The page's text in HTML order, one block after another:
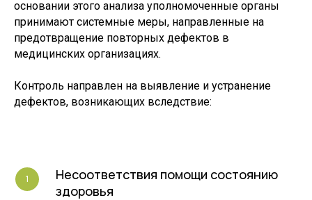
основании этого анализа уполномоченные органы
принимают системные меры, направленные на
предотвращение повторных дефектов в
медицинских организациях.
Контроль направлен на выявление и устранение
дефектов, возникающих вследствие:
Несоответствия помощи состоянию
здоровья